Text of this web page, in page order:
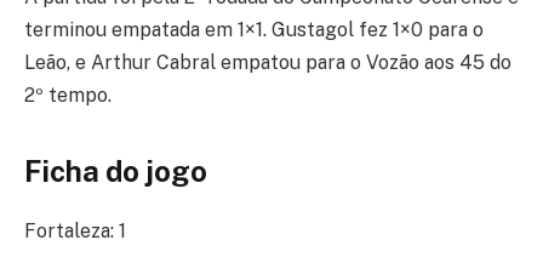
terminou empatada em 1×1. Gustagol fez 1×0 para o
Leão, e Arthur Cabral empatou para o Vozão aos 45 do
2º tempo.
Ficha do jogo
Fortaleza: 1